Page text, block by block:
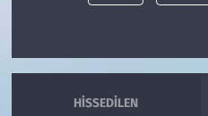
HISSEDILEN